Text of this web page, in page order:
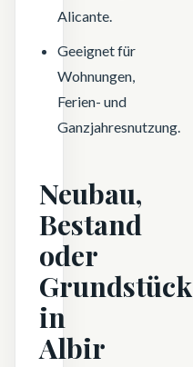
Alicante.
Geeignet für
Wohnungen,
Ferien- und
Ganzjahresnutzung.
Neubau,
Bestand
oder
Grundstück
in
Albir